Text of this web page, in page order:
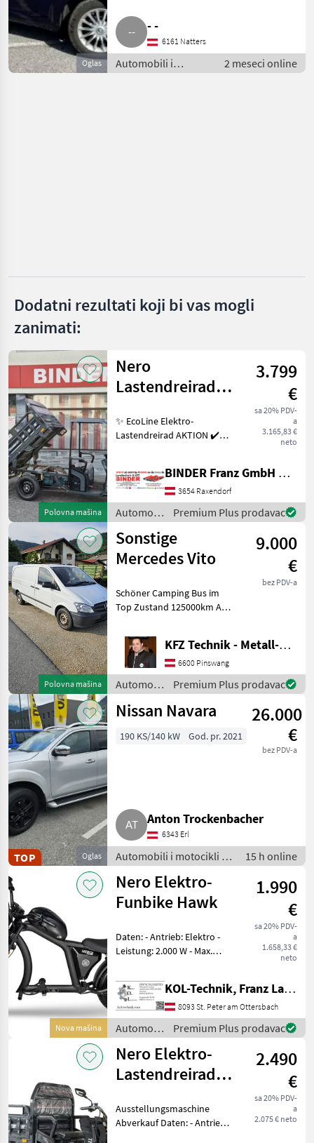
Skoda
Mercedes
Oglas
- -
6161 Natters
Automobili i
motocikli /
2 meseci online
Dodatni rezultati koji bi vas mogli
zanimati:
Polovna mašina
Nero
Lastendreirad
TukTuk
3.799
€
sa 20% PDV-
a
3.165,83 €
neto
✨ EcoLine Elektro-
Lastendreirad AKTION ✔️
Ausführung ✔️ mit 45km/h
und Dach ✔️ optimal für
jeden Betrieb, Hof oder
BINDER Franz GmbH & CoKG
3654 Raxendorf
Automobili
i
motocikli
/ Nero
Premium Plus prodavac
Polovna mašina
Sonstige
Mercedes Vito
9.000
€
bez PDV-a
Schöner Camping Bus im
Top Zustand 125000km Als
Einsatzbar Navi
Rückkamera Kein Allrad 3-
Sitzer Diesel 130PS 2
Besitzer Automobili i
KFZ Technik - Metall-Maschinenbau Wörle
6600 Pinswang
Automobili
i
motocikli
Premium Plus prodavac
Oglas
TOP
Nissan Navara
26.000
€
bez PDV-a
190 KS/140 kW God. pr. 2021
Anton Trockenbacher
6343 Erl
Automobili i motocikli /
Terenci-Offroaderi
15 h online
Nova mašina
Nero Elektro-
Funbike Hawk
1.990
€
sa 20% PDV-
a
1.658,33 €
neto
Daten: - Antrieb: Elektro -
Leistung: 2.000 W - Max.
Geschwindigkeitsstufen: 3 -
Reichweite: 60–80 km -
Akku: 60V/30Ah Lithium - La
KOL-Technik, Franz Lampl-Küssner
8093 St. Peter am Ottersbach
Automobili
i
motocikli
/ Nero
Premium Plus prodavac
Nero Elektro-
Lastendreirad/Tuk-
2.490
€
sa 20% PDV-
a
2.075 € neto
Ausstellungsmaschine
Abverkauf Daten: - Antrieb: